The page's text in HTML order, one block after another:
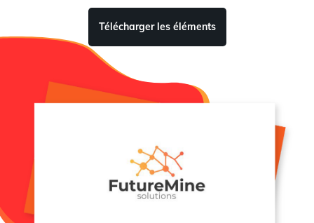
Télécharger les éléments